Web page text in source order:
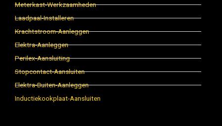
Meterkast-Werkzaamheden
Laadpaal-Installeren
Krachtstroom-Aanleggen
Elektra-Aanleggen
Perilex-Aansluiting
Stopcontact-Aansluiten
Elektra-Buiten-Aanleggen
Inductiekookplaat-Aansluiten